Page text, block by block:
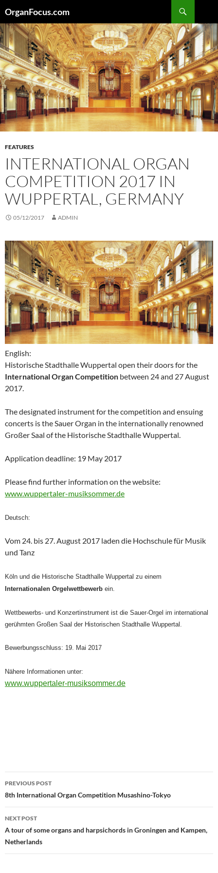
to
content
OrganFocus.com
FEATURES
INTERNATIONAL ORGAN
COMPETITION 2017 IN
WUPPERTAL, GERMANY
05/12/2017 ADMIN
English:
Historische Stadthalle Wuppertal open their doors for the
International Organ Competition between 24 and 27 August
2017.
The designated instrument for the competition and ensuing
concerts is the Sauer Organ in the internationally renowned
Großer Saal of the Historische Stadthalle Wuppertal.
Application deadline: 19 May 2017
Please find further information on the website:
www.wuppertaler-musiksommer.de
Deutsch:
Vom 24. bis 27. August 2017 laden die Hochschule für Musik
und Tanz
Köln und die Historische Stadthalle Wuppertal zu einem
Internationalen Orgelwettbewerb ein.
Wettbewerbs- und Konzertinstrument ist die Sauer-Orgel im international
gerühmten Großen Saal der Historischen Stadthalle Wuppertal.
Bewerbungsschluss: 19. Mai 2017
Nähere Informationen unter:
www.wuppertaler-musiksommer.de
Post
navigation
PREVIOUS POST
8th International Organ Competition Musashino-Tokyo
NEXT POST
A tour of some organs and harpsichords in Groningen and Kampen,
Netherlands